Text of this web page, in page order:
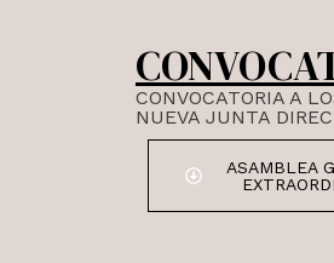
CONVOCATORIA A
NUEVA JUNTA
ASAMBLEA